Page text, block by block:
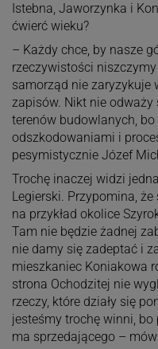
Istebna, Jaworzynka i
ćwierć wieku?
– Każdy chce, by nasze
rzeczywistości
samorząd nie zaryzykuje
zapisów. Nikt nie odważy
terenów budowlanych,
odszkodowaniami i
pesymistycznie Józef
Trochę inaczej widzi
Legierski. Przypomina,
na przykład okolice
Tam nie będzie żadnej
nie damy się zadeptać i
mieszkaniec Koniakowa
strona Ochodzitej nie
rzeczy, które działy się
jesteśmy trochę winni,
ma sprzedającego –